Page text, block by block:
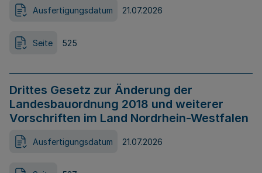
Ausfertigungsdatum 21.07.2026
Seite 525
Drittes Gesetz zur Änderung der
Landesbauordnung 2018 und weiterer
Vorschriften im Land Nordrhein-Westfalen
Ausfertigungsdatum 21.07.2026